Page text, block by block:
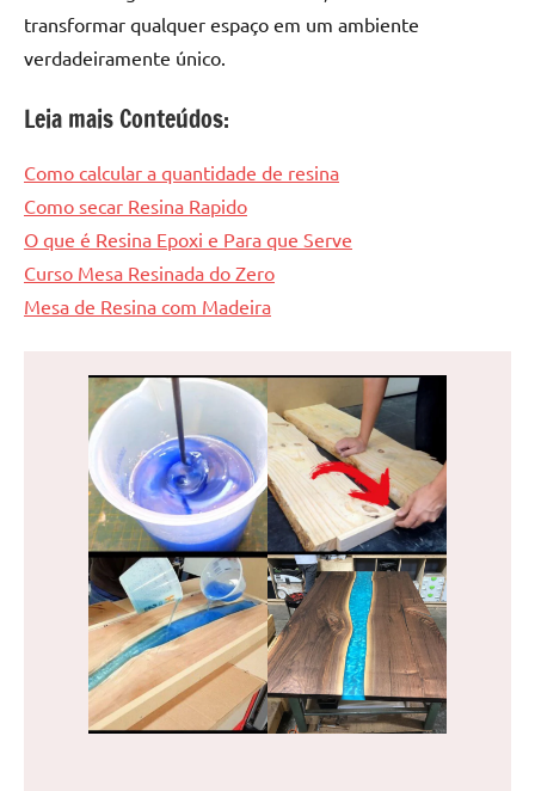
transformar qualquer espaço em um ambiente
verdadeiramente único.
Leia mais Conteúdos:
Como calcular a quantidade de resina
Como secar Resina Rapido
O que é Resina Epoxi e Para que Serve
Curso Mesa Resinada do Zero
Mesa de Resina com Madeira